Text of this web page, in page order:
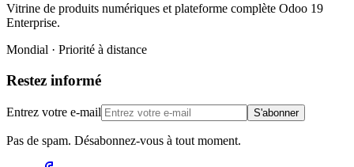
Vitrine de produits numériques et plateforme complète Odoo 19
Enterprise.
Mondial · Priorité à distance
Restez informé
Entrez votre e-mail S'abonner
Pas de spam. Désabonnez-vous à tout moment.